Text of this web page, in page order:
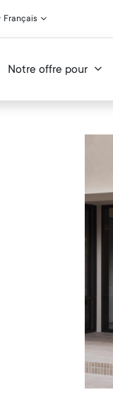
Français
Notre offre pour